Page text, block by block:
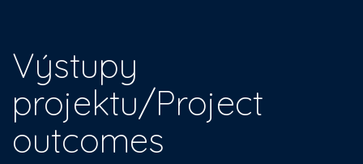
Výstupy
projektu/Project
outcomes